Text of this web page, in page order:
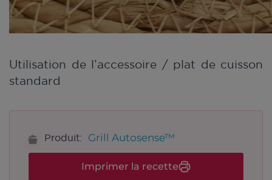
Utilisation de l’accessoire / plat de cuisson
standard
Produit: Grill Autosense™
Imprimer la recette